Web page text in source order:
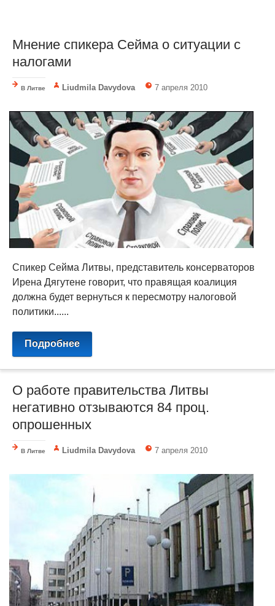
Мнение спикера Сейма о ситуации с
налогами
В Литве Liudmila Davydova 7 апреля 2010
Спикер Сейма Литвы, представитель консерваторов
Ирена Дягутене говорит, что правящая коалиция
должна будет вернуться к пересмотру налоговой
политики......
Подробнее
О работе правительства Литвы
негативно отзываются 84 проц.
опрошенных
В Литве Liudmila Davydova 7 апреля 2010